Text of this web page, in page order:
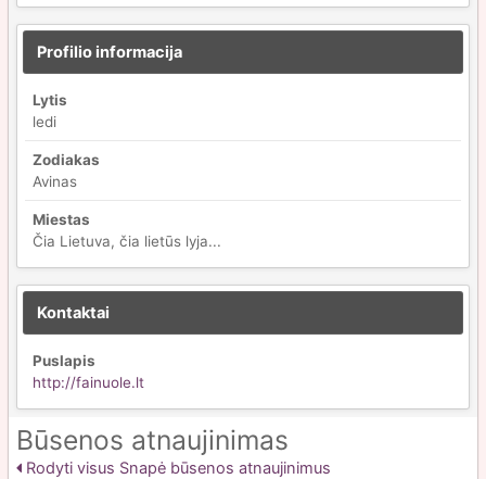
Profilio informacija
Lytis
ledi
Zodiakas
Avinas
Miestas
Čia Lietuva, čia lietūs lyja...
Kontaktai
Puslapis
http://fainuole.lt
Būsenos atnaujinimas
Rodyti visus Snapė būsenos atnaujinimus